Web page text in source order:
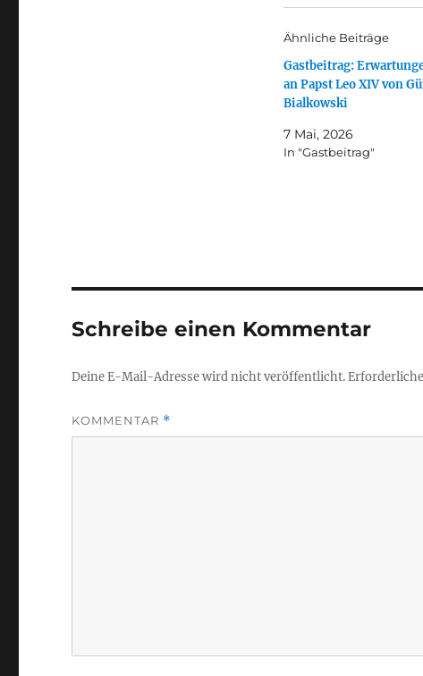
Ähnliche Beiträge
Gastbeitrag:
an Papst Leo XIV von
Bialkowski
7 Mai, 2026
In "Gastbeitrag"
Schreibe einen Kommentar
Deine E-Mail-Adresse wird nicht veröffentlicht.
KOMMENTAR *